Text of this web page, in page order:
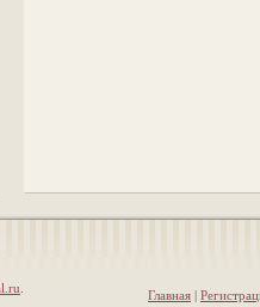
Главная |